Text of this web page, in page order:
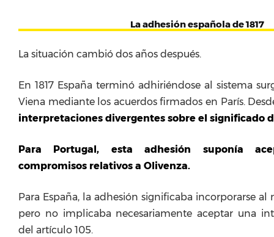
La adhesión española de 1817
La situación cambió dos años después.
En 1817 España terminó adhiriéndose al sistema
Viena mediante los acuerdos firmados en París.
interpretaciones divergentes sobre el significado
Para Portugal, esta adhesión suponía
compromisos relativos a Olivenza.
Para España, la adhesión significaba incorporarse al
pero no implicaba necesariamente aceptar una
del artículo 105.